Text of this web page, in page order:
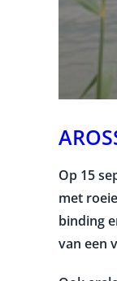
Op 15
met
binding
van een